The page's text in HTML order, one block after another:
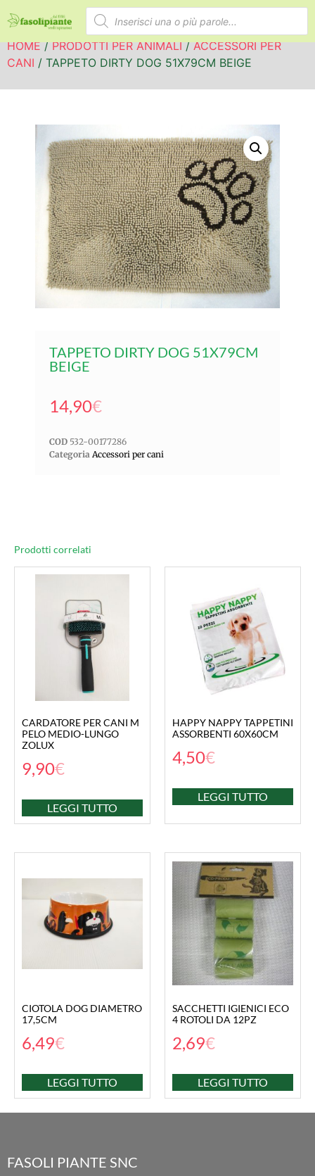
HOME/PRODOTTI PER ANIMALI/ACCESSORI PER
CANI / TAPPETO DIRTY DOG 51X79CM BEIGE
TAPPETO DIRTY DOG 51X79CM
BEIGE
14,90€
COD 532-00177286
Categoria Accessori per cani
Prodotti correlati
CARDATORE PER CANI M
PELO MEDIO-LUNGO
ZOLUX
9,90€
LEGGI TUTTO
HAPPY NAPPY TAPPETINI
ASSORBENTI 60X60CM
4,50€
LEGGI TUTTO
CIOTOLA DOG DIAMETRO
17,5CM
6,49€
LEGGI TUTTO
SACCHETTI IGIENICI ECO
4 ROTOLI DA 12PZ
2,69€
LEGGI TUTTO
FASOLI PIANTE SNC